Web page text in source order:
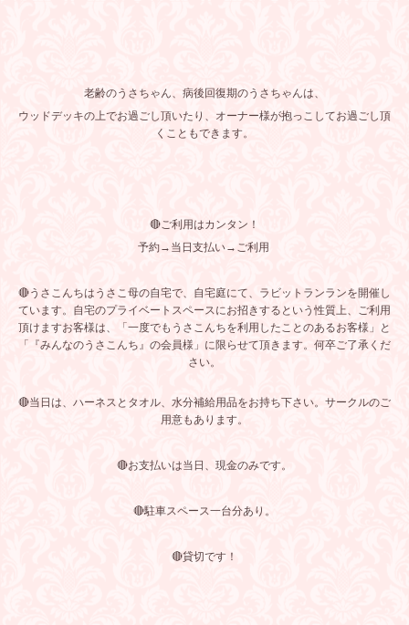
老齢のうさちゃん、病後回復期のうさちゃんは、
ウッドデッキの上でお過ごし頂いたり、オーナー様が抱っこしてお過ごし頂
くこともできます。
🔴ご利用はカンタン！
予約→当日支払い→ご利用
🔴うさこんちはうさこ母の自宅で、自宅庭にて、ラビットランランを開催し
ています。自宅のプライベートスペースにお招きするという性質上、ご利用
頂けますお客様は、「一度でもうさこんちを利用したことのあるお客様」と
「『みんなのうさこんち』の会員様」に限らせて頂きます。何卒ご了承くだ
さい。
🔴当日は、ハーネスとタオル、水分補給用品をお持ち下さい。サークルのご
用意もあります。
🔴お支払いは当日、現金のみです。
🔴駐車スペース一台分あり。
🔴貸切です！